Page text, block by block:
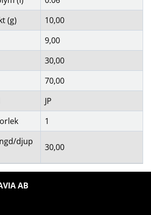
(g)
10,00
9,00
30,00
70,00
JP
1
djup
30,00
AB